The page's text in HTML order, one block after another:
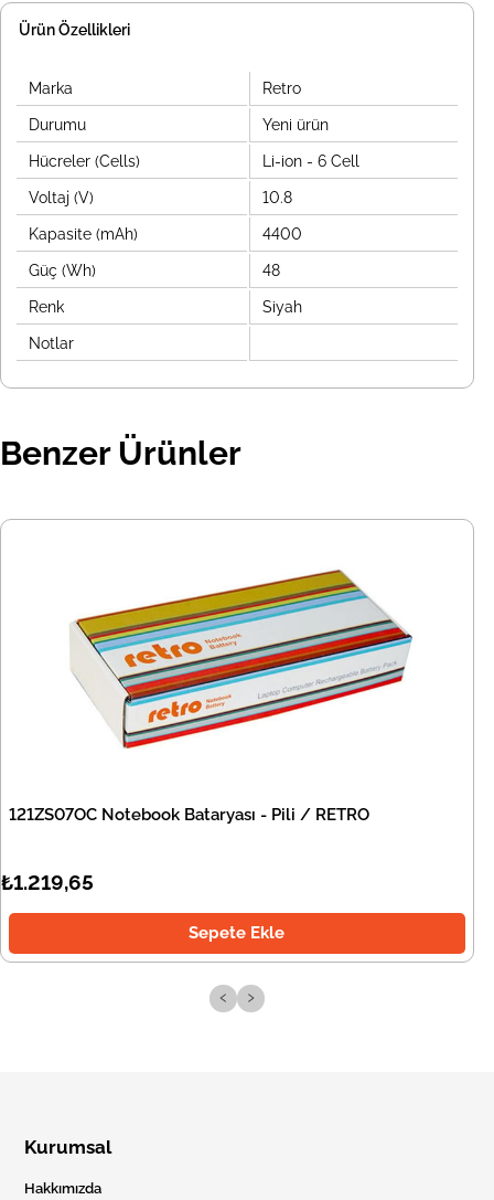
Ürün Özellikleri
Marka Retro
Durumu Yeni ürün
Hücreler (Cells) Li-ion - 6 Cell
Voltaj (V) 10.8
Kapasite (mAh) 4400
Güç (Wh) 48
Renk Siyah
Notlar
Benzer Ürünler
121ZS07OC Notebook Bataryası - Pili / RETRO
₺1.219,65
Sepete Ekle
‹ ›
Kurumsal
Hakkımızda